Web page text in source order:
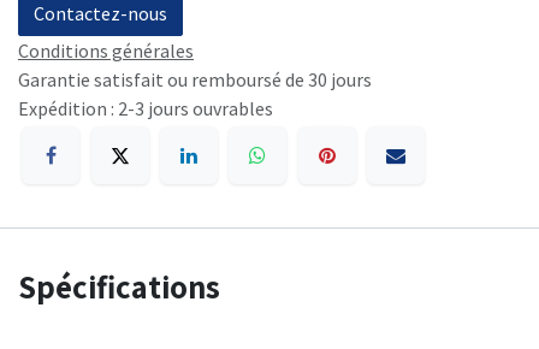
Contactez-nous
Conditions générales
Garantie satisfait ou remboursé de 30 jours
Expédition : 2-3 jours ouvrables
Spécifications